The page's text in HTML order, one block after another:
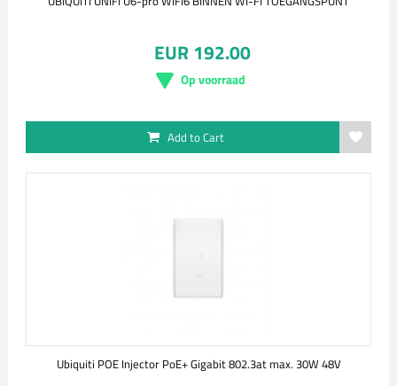
EUR 192.00
Op voorraad
Add to Cart
Ubiquiti POE Injector PoE+ Gigabit 802.3at max. 30W 48V